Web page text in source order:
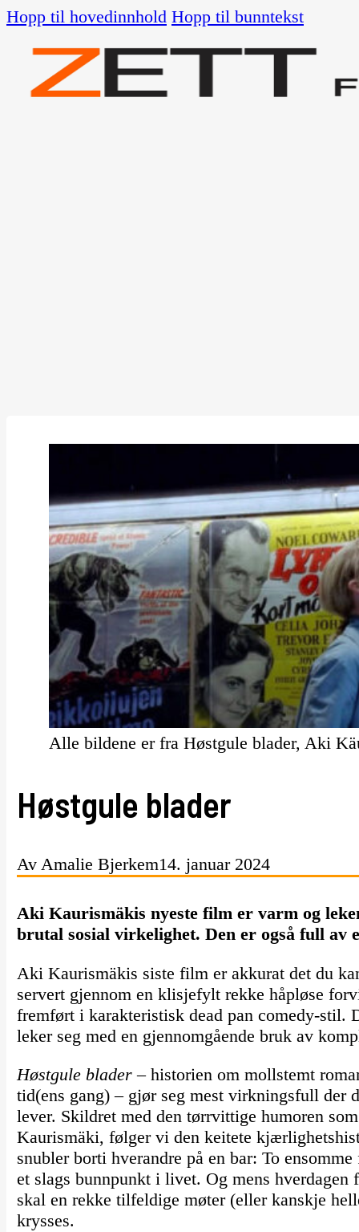
Hopp til hovedinnhold Hopp til bunntekst
Alle bildene er fra Høstgule blader, Aki
Høstgule blader
Av Amalie Bjerkem14. januar 2024
Aki Kaurismäkis nyeste film er varm og
brutal sosial virkelighet. Den er også full av
Aki Kaurismäkis siste film er akkurat det du
servert gjennom en klisjefylt rekke håpløse
fremført i karakteristisk dead pan comedy-stil.
leker seg med en gjennomgående bruk av
Høstgule blader– historien om mollstemt
tid(ens gang) – gjør seg mest virkningsfull der
lever. Skildret med den tørrvittige humoren
Kaurismäki, følger vi den keitete
snubler borti hverandre på en bar: To
et slags bunnpunkt i livet. Og mens
skal en rekke tilfeldige møter (eller kanskje
krysses.